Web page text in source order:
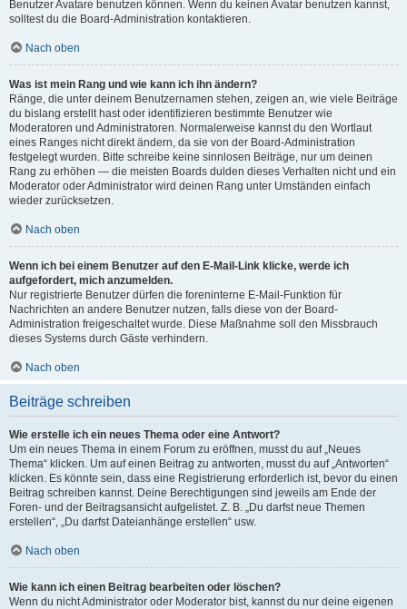
Benutzer Avatare benutzen können. Wenn du keinen Avatar benutzen kannst,
solltest du die Board-Administration kontaktieren.
Nach oben
Was ist mein Rang und wie kann ich ihn ändern?
Ränge, die unter deinem Benutzernamen stehen, zeigen an, wie viele Beiträge
du bislang erstellt hast oder identifizieren bestimmte Benutzer wie
Moderatoren und Administratoren. Normalerweise kannst du den Wortlaut
eines Ranges nicht direkt ändern, da sie von der Board-Administration
festgelegt wurden. Bitte schreibe keine sinnlosen Beiträge, nur um deinen
Rang zu erhöhen — die meisten Boards dulden dieses Verhalten nicht und ein
Moderator oder Administrator wird deinen Rang unter Umständen einfach
wieder zurücksetzen.
Nach oben
Wenn ich bei einem Benutzer auf den E-Mail-Link klicke, werde ich
aufgefordert, mich anzumelden.
Nur registrierte Benutzer dürfen die foreninterne E-Mail-Funktion für
Nachrichten an andere Benutzer nutzen, falls diese von der Board-
Administration freigeschaltet wurde. Diese Maßnahme soll den Missbrauch
dieses Systems durch Gäste verhindern.
Nach oben
Beiträge schreiben
Wie erstelle ich ein neues Thema oder eine Antwort?
Um ein neues Thema in einem Forum zu eröffnen, musst du auf „Neues
Thema“ klicken. Um auf einen Beitrag zu antworten, musst du auf „Antworten“
klicken. Es könnte sein, dass eine Registrierung erforderlich ist, bevor du einen
Beitrag schreiben kannst. Deine Berechtigungen sind jeweils am Ende der
Foren- und der Beitragsansicht aufgelistet. Z. B. „Du darfst neue Themen
erstellen“, „Du darfst Dateianhänge erstellen“ usw.
Nach oben
Wie kann ich einen Beitrag bearbeiten oder löschen?
Wenn du nicht Administrator oder Moderator bist, kannst du nur deine eigenen